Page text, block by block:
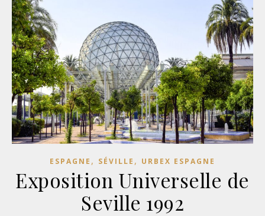
ESPAGNE , SÉVILLE , URBEX ESPAGNE
Exposition Universelle de
Seville 1992